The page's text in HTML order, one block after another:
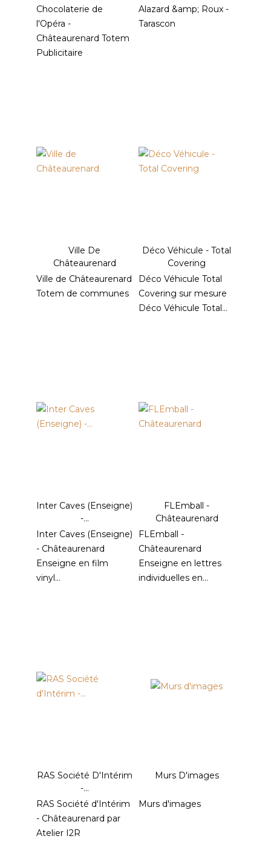
Chocolaterie de
l'Opéra -
Châteaurenard Totem
Publicitaire
Alazard &amp; Roux -
Tarascon
Ville De
Châteaurenard
Ville de Châteaurenard
Totem de communes
Déco Véhicule - Total
Covering
Déco Véhicule Total
Covering sur mesure
Déco Véhicule Total...
Inter Caves (Enseigne)
-...
Inter Caves (Enseigne)
- Châteaurenard
Enseigne en film
vinyl...
FLEmball -
Châteaurenard
FLEmball -
Châteaurenard
Enseigne en lettres
individuelles en...
RAS Société D'Intérim
-...
RAS Société d'Intérim
- Châteaurenard par
Atelier I2R
Murs D'images
Murs d'images